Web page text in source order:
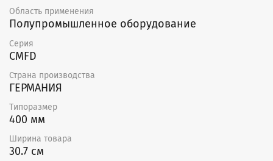
Не допускается:
Монтировать в помещениях, где воздух содержит
Монтировать во взрыво- и пожароопасных
Область применения
Полупромышленное оборудование
Серия
CMFD
Страна производства
ГЕРМАНИЯ
Типоразмер
400 мм
Ширина товара
30.7 см